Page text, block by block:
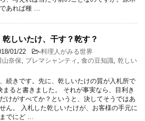
あれば種 …
乾しいたけ、干す？乾す？
01/22 -料理人がみる世界
山奈保, プレマシャンティ , 食の豆知識, 乾しい
続きです。先に、乾しいたけの質が入札所で
まると書きました。 それが事実なら、目利き
けがすべてか？というと、決してそうではあ
ん。 入札した乾しいたけが、お客様の手元に
でにど …